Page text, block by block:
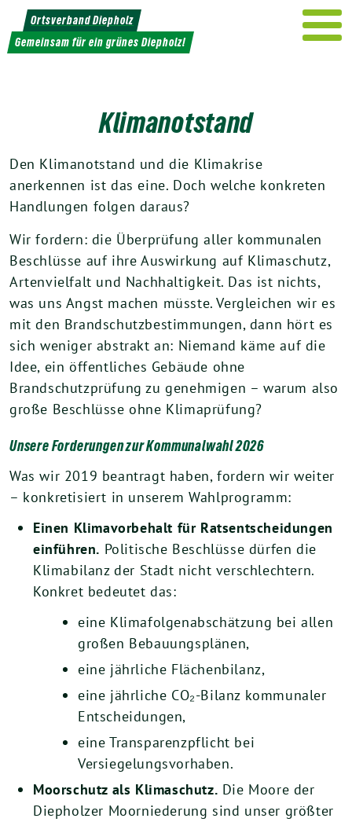
Weiter
zum
Inhalt
Ortsverband Diepholz
Gemeinsam für ein grünes Diepholz!
Klimanotstand
Den Klimanotstand und die Klimakrise
anerkennen ist das eine. Doch welche konkreten
Handlungen folgen daraus?
Wir fordern: die Überprüfung aller kommunalen
Beschlüsse auf ihre Auswirkung auf Klimaschutz,
Artenvielfalt und Nachhaltigkeit. Das ist nichts,
was uns Angst machen müsste. Vergleichen wir es
mit den Brandschutzbestimmungen, dann hört es
sich weniger abstrakt an: Niemand käme auf die
Idee, ein öffentliches Gebäude ohne
Brandschutzprüfung zu genehmigen – warum also
große Beschlüsse ohne Klimaprüfung?
Unsere Forderungen zur Kommunalwahl 2026
Was wir 2019 beantragt haben, fordern wir weiter
– konkretisiert in unserem Wahlprogramm:
Einen Klimavorbehalt für Ratsentscheidungen
einführen. Politische Beschlüsse dürfen die
Klimabilanz der Stadt nicht verschlechtern.
Konkret bedeutet das:
eine Klimafolgenabschätzung bei allen
großen Bebauungsplänen,
eine jährliche Flächenbilanz,
eine jährliche CO₂-Bilanz kommunaler
Entscheidungen,
eine Transparenzpflicht bei
Versiegelungsvorhaben.
Moorschutz als Klimaschutz. Die Moore der
Diepholzer Moorniederung sind unser größter